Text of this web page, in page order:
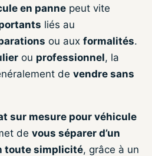
en panne peut vite
liés au
ou aux formalités.
ou professionnel, la
de vendre sans
sur mesure pour véhicule
de vous séparer d’un
toute simplicité, grâce à un